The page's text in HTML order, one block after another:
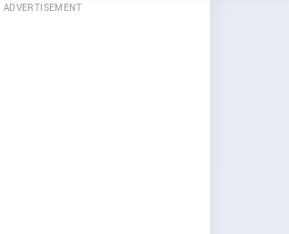
ADVERTISEMENT